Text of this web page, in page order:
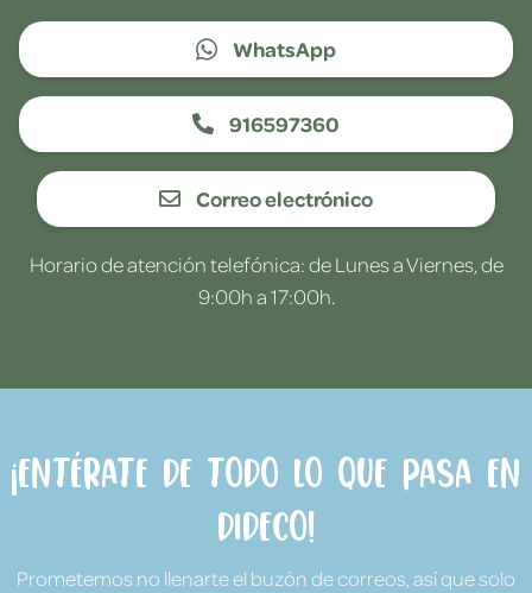
WhatsApp
916597360
Correo electrónico
Horario de atención telefónica: de Lunes a Viernes, de
9:00h a 17:00h.
¡Entérate de todo lo que pasa en
Dideco!
Prometemos no llenarte el buzón de correos, así que solo